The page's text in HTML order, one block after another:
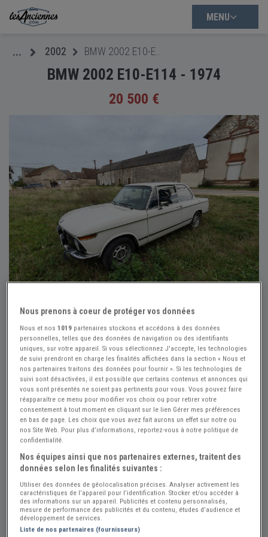
MENU
... 2002
BMW 2002 E10-E114 - 1974
20 500 €
+16
Réf : A685863 Actualisée le : 18/07/2026
BMW 2002 E10-E114 - 1974
Créer une alerte BMW 2002
20 500 €
Vendeur Particulier
Loiret (45) - YEVRE-LA-VILLE (45300)
Voir sur la carte
Voir le téléphone
Nous prenons à coeur de protéger vos données
Nous et nos1019 partenaires stockons et accédons à des données
personnelles, telles que des données de navigation ou des identifiants
uniques, sur votre appareil. Si vous sélectionnez J'accepte, les technologies
de suivi prendront en charge les finalités affichées dans la section « Nous et
nos partenaires traitons des données pour fournir ». Si les technologies de
suivi sont désactivées, il est possible que certains contenus et annonces qui
vous sont présentés ne soient pas pertinents pour vous. Vous pouvez faire
réapparaître ce menu pour modifier vos choix ou pour retirer votre
consentement à tout moment en cliquant sur le lien Gérer mes préférences
en bas de page. Les choix que vous avez fait aurons un effet sur notre ou
nos Site Web. Pour plus d’informations, reportez-vous à notre politique de
confidentialité.
Nos équipes ainsi que nos partenaires externes, traitent des
données selon les finalités suivantes :
Utiliser des données de géolocalisation précises. Analyser activement les
caractéristiques de l’appareil pour l’identification. Stocker et/ou accéder à
des informations sur un appareil. Publicités et contenu personnalisés,
mesure de performance des publicités et du contenu, études d’audience et
développement de services.
Liste de nos partenaires (fournisseurs)